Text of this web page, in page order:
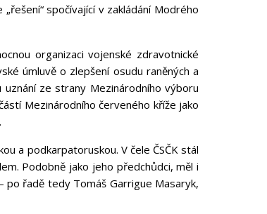
spočívající v zakládání Modrého
organizaci vojenské zdravotnické
úmluvě o zlepšení osudu raněných a
ze strany Mezinárodního výboru
Mezinárodního červeného kříže jako
a podkarpatoruskou. V čele ČSČK stál
Podobně jako jeho předchůdci, měl i
řadě tedy Tomáš Garrigue Masaryk,